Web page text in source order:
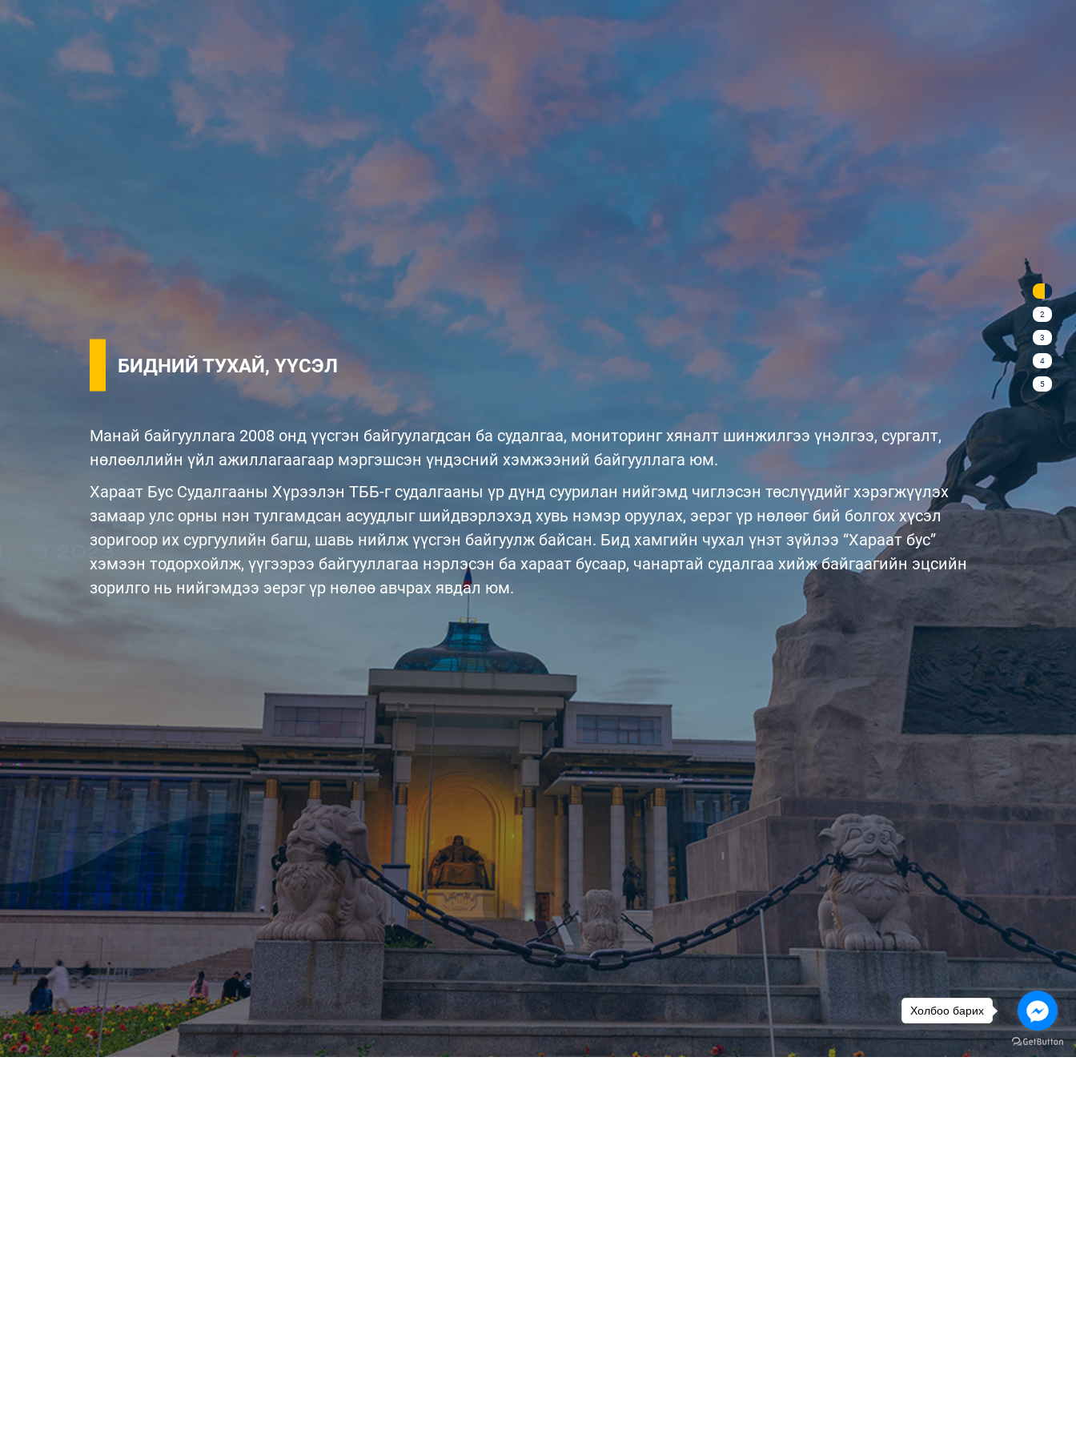
БИДНИЙ ТУХАЙ, ҮҮСЭЛ
Манай байгууллага 2008 онд үүсгэн байгуулагдсан ба судалгаа, мониторинг хяналт шинжилгээ үнэлгээ, сургалт,
нөлөөллийн үйл ажиллагаагаар мэргэшсэн үндэсний хэмжээний байгууллага юм.
Хараат Бус Судалгааны Хүрээлэн ТББ-г судалгааны үр дүнд суурилан нийгэмд чиглэсэн төслүүдийг хэрэгжүүлэх
замаар улс орны нэн тулгамдсан асуудлыг шийдвэрлэхэд хувь нэмэр оруулах, эерэг үр нөлөөг бий болгох хүсэл
зоригоор их сургуулийн багш, шавь нийлж үүсгэн байгуулж байсан. Бид хамгийн чухал үнэт зүйлээ “Хараат бус”
хэмээн тодорхойлж, үүгээрээ байгууллагаа нэрлэсэн ба хараат бусаар, чанартай судалгаа хийж байгаагийн эцсийн
зорилго нь нийгэмдээ эерэг үр нөлөө авчрах явдал юм.
2
3
4
5
Холбоо барих